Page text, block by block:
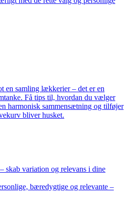
en samling lækkerier – det er en
Få tips til, hvordan du vælger
harmonisk sammensætning og tilføjer
bliver husket.
skab variation og relevans i dine
bæredygtige og relevante –